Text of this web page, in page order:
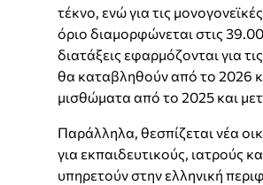
τέκνο, ενώ για τις
όριο διαμορφώνεται στις
διατάξεις εφαρμόζονται για
θα καταβληθούν από το 2026
μισθώματα από το 2025 και
Παράλληλα, θεσπίζεται νέα
για εκπαιδευτικούς, ιατρούς
υπηρετούν στην ελληνική